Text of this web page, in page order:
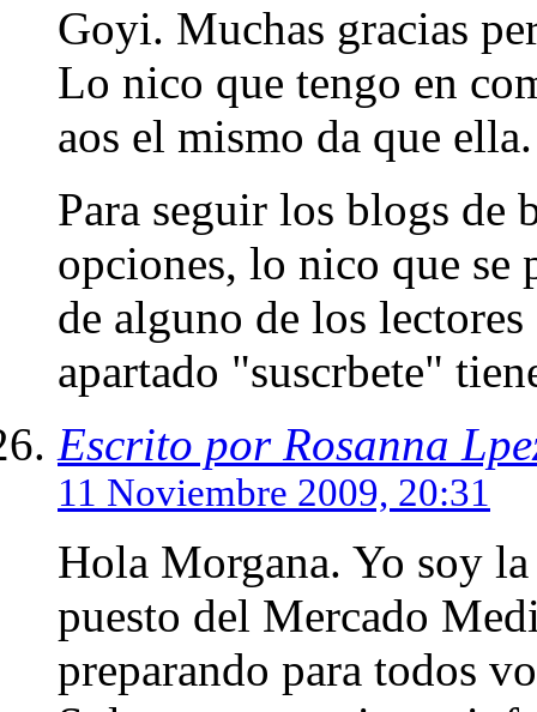
Goyi. Muchas gracias
Lo nico que tengo en
aos el mismo da que
Para seguir los blogs de
opciones, lo nico que se
de alguno de los
apartado "suscrbete"
Escrito por Rosanna
11 Noviembre 2009, 20:31
Hola Morgana. Yo soy
puesto del Mercado
preparando para todos